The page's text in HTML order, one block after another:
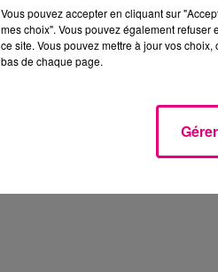
Vous pouvez accepter en cliquant sur
mes choix". Vous pouvez également
ce site. Vous pouvez mettre à jour vos
bas de chaque page.